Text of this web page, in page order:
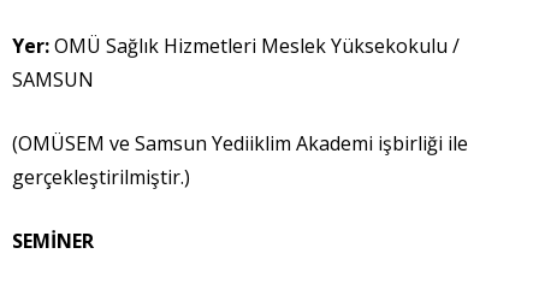
Yer:OMÜ Sağlık Hizmetleri Meslek Yüksekokulu /
SAMSUN
(OMÜSEM ve Samsun Yediiklim Akademi işbirliği ile
gerçekleştirilmiştir.)
SEMİNER